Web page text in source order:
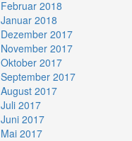
Februar 2018
Januar 2018
Dezember 2017
November 2017
Oktober 2017
September 2017
August 2017
Juli 2017
Juni 2017
Mai 2017